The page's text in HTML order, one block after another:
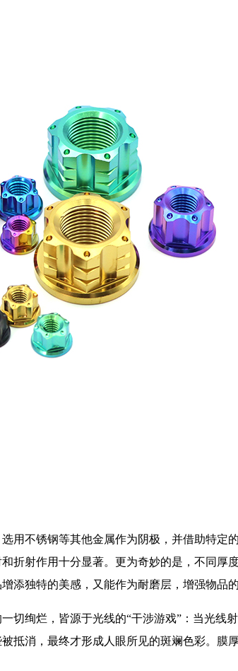
用不锈钢等其他金属作为阴极，并借助特定
折射作用十分显著。更为奇妙的是，不同厚
添独特的美感，又能作为耐磨层，增强物品的
切绚烂，皆源于光线的“干涉游戏”：当光线
抵消，最终才形成人眼所见的斑斓色彩。